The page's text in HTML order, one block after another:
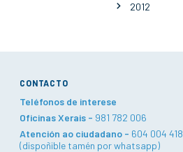
2012
CONTACTO
Teléfonos de interese
Oficinas Xerais - 981 782 006
Atención ao ciudadano - 604 004 418
(dispoñible tamén por whatsapp)